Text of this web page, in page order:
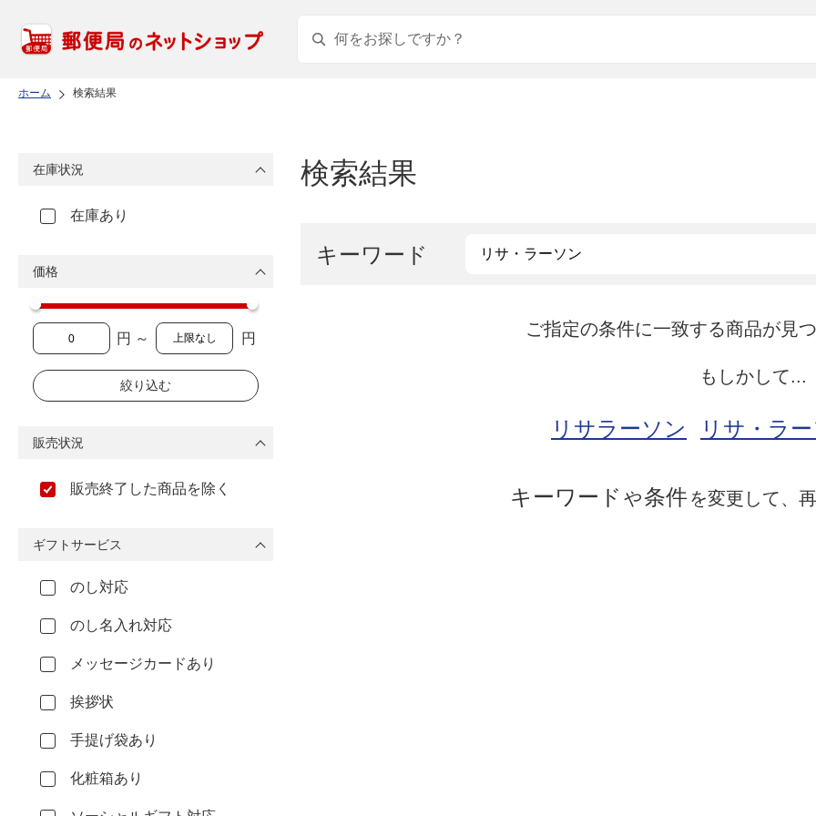
ホーム 検索結果
検索結果
キーワード
ご指定の条件に一致する商品が見
もしかして...
リサラーソン リサ・ラ
キーワード や条件 を変更して、
在庫状況
在庫あり
価格
円 ～ 円
販売状況
販売終了した商品を除く
ギフトサービス
のし対応
のし名入れ対応
メッセージカードあり
挨拶状
手提げ袋あり
化粧箱あり